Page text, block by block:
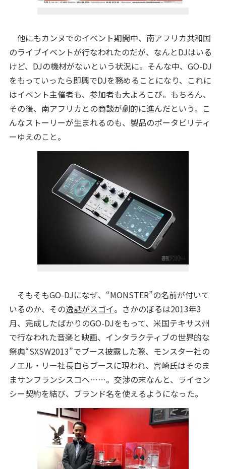
他にもカンヌでのイベント期間中、南アフリカ共和国
のライブイベントが行なわれたのだが、なんとDJはいる
けど、DJの機材がないという状況に。そんな中、GO-DJ
をもっていったら即興でDJを務めることになり、これに
はイベント主催者も、参加者も大よろこび。もちろん、
その後、南アフリカとの商談が劇的に進んだという。こ
んなストーリーが生まれるのも、製品のポータビリティ
ーゆえのこと。
そもそもGO-DJになぜ、“MONSTER”の名前が付いて
いるのか、その逸話がスゴイ。さかのぼるは2013年3
月、完成したばかりのGO-DJをもって、米国テキサス州
で行なわれた音楽と映画、インタラクティブの世界的な
祭典“SXSW2013”でブース披露した際、モンスター社の
ノエル・リー社長自らブースに現われ、宮崎氏はそのま
まサンフランシスコへ……。交渉の末なんと、ライセン
シー契約を結び、ブランド名を使えるようになった。